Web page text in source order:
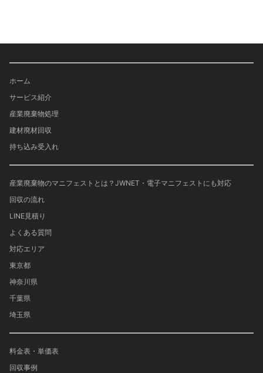
ホーム
サービス紹介
産業廃棄物処理
建材廃材回収
持ち込み受入れ
産業廃棄物のマニフェストとは？JWNET・電子マニフェストにも対応
回収の流れ
LINE見積り
よくある質問
対応エリア
東京都
神奈川県
千葉県
埼玉県
料金表・単価表
回収事例